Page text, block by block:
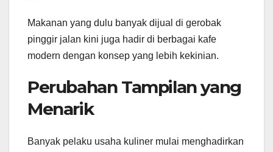
Makanan yang dulu banyak dijual di gerobak
pinggir jalan kini juga hadir di berbagai kafe
modern dengan konsep yang lebih kekinian.
Perubahan Tampilan yang
Menarik
Banyak pelaku usaha kuliner mulai menghadirkan